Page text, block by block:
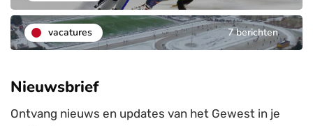
vacatures 7 berichten
Nieuwsbrief
Ontvang nieuws en updates van het Gewest in je